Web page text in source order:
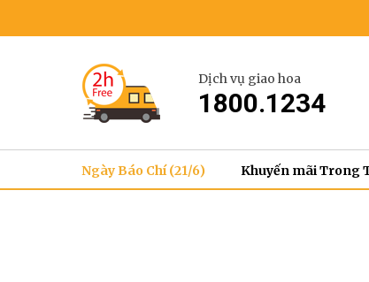
Dịch vụ giao hoa
1800.1234
Ngày Báo Chí (21/6) Khuyến mãi Trong